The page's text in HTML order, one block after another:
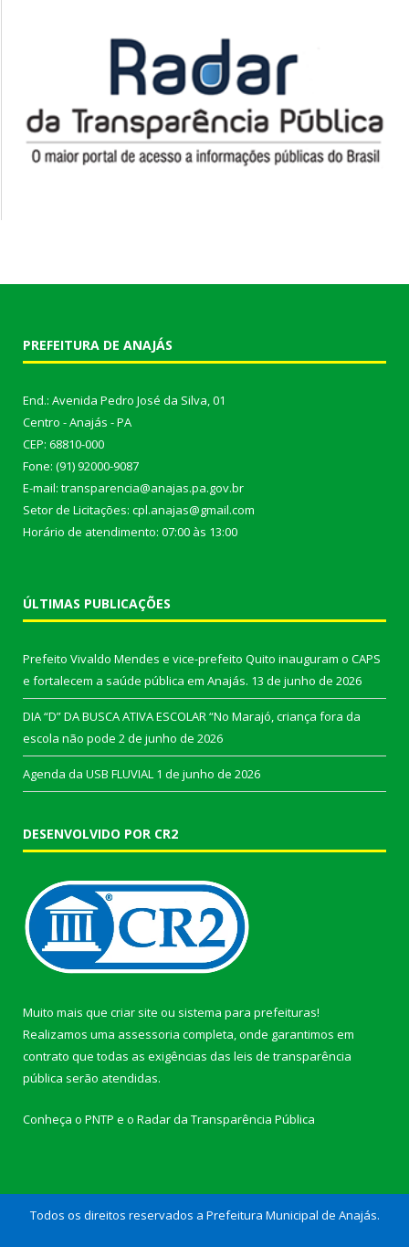
PREFEITURA DE ANAJÁS
End.: Avenida Pedro José da Silva, 01
Centro - Anajás - PA
CEP: 68810-000
Fone: (91) 92000-9087
E-mail: transparencia@anajas.pa.gov.br
Setor de Licitações: cpl.anajas@gmail.com
Horário de atendimento: 07:00 às 13:00
ÚLTIMAS PUBLICAÇÕES
Prefeito Vivaldo Mendes e vice-prefeito Quito inauguram o CAPS
e fortalecem a saúde pública em Anajás. 13 de junho de 2026
DIA “D” DA BUSCA ATIVA ESCOLAR “No Marajó, criança fora da
escola não pode 2 de junho de 2026
Agenda da USB FLUVIAL 1 de junho de 2026
DESENVOLVIDO POR CR2
Muito mais que criar site ou sistema para prefeituras!
Realizamos uma assessoria completa, onde garantimos em
contrato que todas as exigências das leis de transparência
pública serão atendidas.
Conheça o PNTP e o Radar da Transparência Pública
Todos os direitos reservados a Prefeitura Municipal de Anajás.